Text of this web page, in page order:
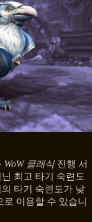
WoW 클래식진행 서
최고 타기 숙련도
타기 숙련도가 낮
이용할 수 있습니